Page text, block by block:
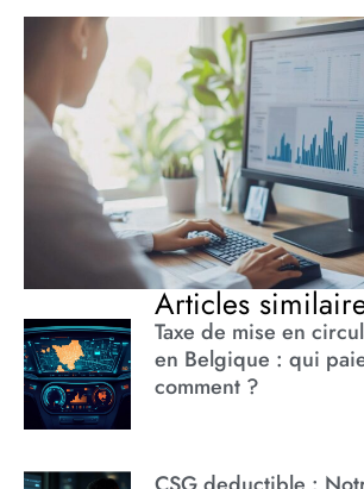
Articles
Taxe de mise en
en Belgique : qui
comment ?